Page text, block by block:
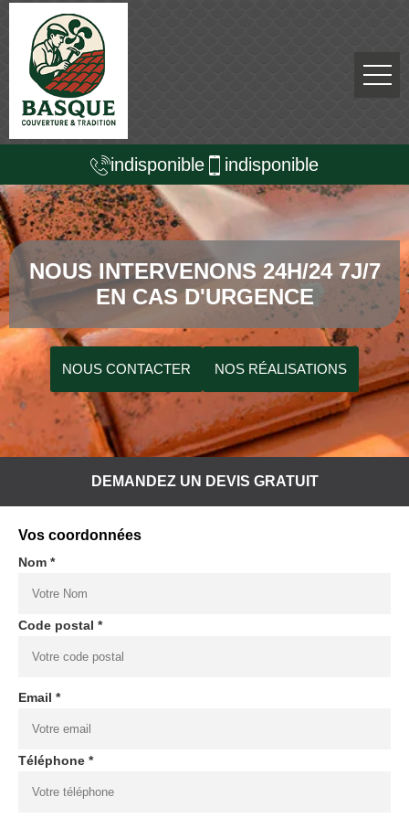
indisponible indisponible
NOUS INTERVENONS 24H/24 7J/7
EN CAS D'URGENCE
NOUS CONTACTER NOS RÉALISATIONS
DEMANDEZ UN DEVIS GRATUIT
Vos coordonnées
Nom *
Code postal *
Email *
Téléphone *